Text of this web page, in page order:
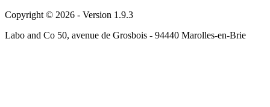
Copyright © 2026 - Version 1.9.3
Labo and Co 50, avenue de Grosbois - 94440 Marolles-en-Brie